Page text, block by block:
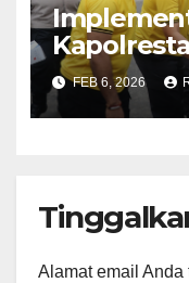
Dampingi
Kurve di
FEB 6, 2026
Alamat email